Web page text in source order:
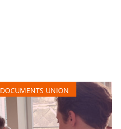
DOCUMENTS UNION